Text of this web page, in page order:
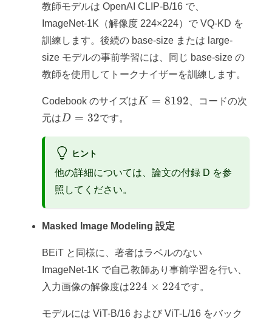
教師モデルは OpenAI CLIP-B/16 で、
ImageNet-1K（解像度 224×224）で VQ-KD を
訓練します。後続の base-size または large-
size モデルの事前学習には、同じ base-size の
教師を使用してトークナイザーを訓練します。
Codebook のサイズは K=8192
K = 8192 、コードの次
元は D=32
D = 32です。
ヒント
他の詳細については、論文の付録 D を参
照してください。
Masked Image Modeling 設定
BEiT と同様に、著者はラベルのない
ImageNet-1K で自己教師あり事前学習を行い、
入力画像の解像度は224
224
224 × 224です。
モデルには ViT-B/16 および ViT-L/16 をバック